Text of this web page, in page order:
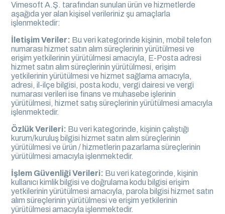
Vimesoft A.Ş. tarafından sunulan ürün ve hizmetlerde
aşağıda yer alan kişisel verileriniz şu amaçlarla
işlenmektedir:
İletişim Veriler: Bu veri kategorinde kişinin, mobil telefon
numarası hizmet satın alım süreçlerinin yürütülmesi ve
erişim yetkilerinin yürütülmesi amacıyla, E-Posta adresi
hizmet satın alım süreçlerinin yürütülmesi, erişim
yetkilerinin yürütülmesi ve hizmet sağlama amacıyla,
adresi, il-ilçe bilgisi, posta kodu, vergi dairesi ve vergi
numarası verileri ise finans ve muhasebe işlerinin
yürütülmesi, hizmet satış süreçlerinin yürütülmesi amacıyla
işlenmektedir.
Özlük Verileri: Bu veri kategorinde, kişinin çalıştığı
kurum/kuruluş bilgisi hizmet satın alım süreçlerinin
yürütülmesi ve ürün / hizmetlerin pazarlama süreçlerinin
yürütülmesi amacıyla işlenmektedir.
İşlem Güvenliği Verileri: Bu veri kategorinde, kişinin
kullanıcı kimlik bilgisi ve doğrulama kodu bilgisi erişim
yetkilerinin yürütülmesi amacıyla, parola bilgisi hizmet satın
alım süreçlerinin yürütülmesi ve erişim yetkilerinin
yürütülmesi amacıyla işlenmektedir.